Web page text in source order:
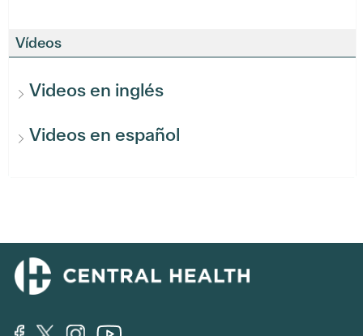
Vídeos
Videos en inglés
Videos en español